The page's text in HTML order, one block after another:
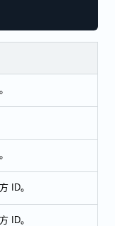
ID。
ID。